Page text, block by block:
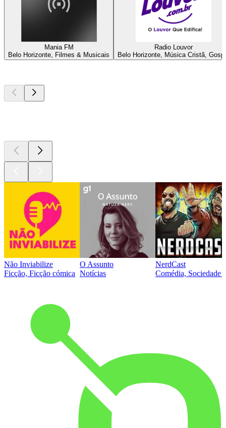
Mania FM
Belo Horizonte, Filmes & Musicais
Radio Louvor
Belo Horizonte, Música Cristã,
Não Inviabilize
Ficção, Ficção cómica
O Assunto
Notícias
NerdCast
Comédia, Sociedade